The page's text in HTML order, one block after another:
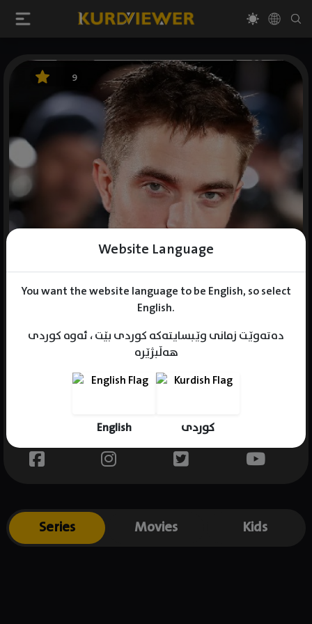
Website Language
You want the website language to be English, so select
English.
دەتەوێت زمانی وێبسایتەکە کوردی بێت ، ئەوە کوردی
هەڵبژێرە
English کوردی
9
Gender : male
Place of birth : UK
Series Movies Kids